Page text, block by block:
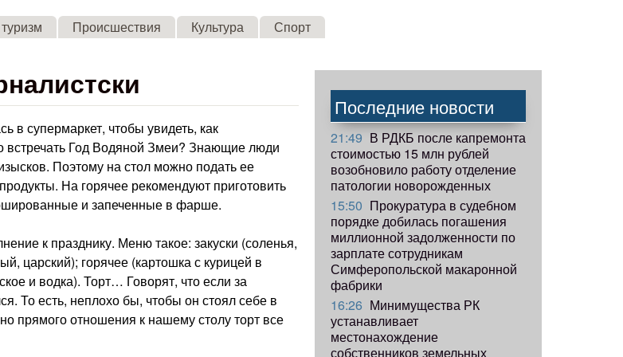
Skip to main content
Происшествия Культура Спорт
в супермаркет, чтобы увидеть, как
Год Водяной Змеи? Знающие люди
Поэтому на стол можно подать ее
На горячее рекомендуют приготовить
и запеченные в фарше.
к празднику. Меню такое: закуски (соленья,
царский); горячее (картошка с курицей в
и водка). Торт… Говорят, что если за
То есть, неплохо бы, чтобы он стоял себе в
прямого отношения к нашему столу торт все
Последние новости
21:49 В РДКБ после капремонта
стоимостью 15 млн рублей
возобновило работу отделение
патологии новорожденных
15:50 Прокуратура в судебном
порядке добилась погашения
миллионной задолженности по
зарплате сотрудникам
Симферопольской макаронной
фабрики
16:26 Минимущества РК
устанавливает
местонахождение
собственников земельных